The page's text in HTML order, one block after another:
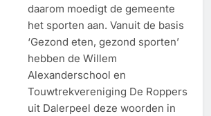
daarom moedigt de gemeente
het sporten aan. Vanuit de basis
‘Gezond eten, gezond sporten’
hebben de Willem
Alexanderschool en
Touwtrekvereniging De Roppers
uit Dalerpeel deze woorden in